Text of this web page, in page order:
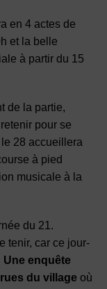
en 4 actes de
et la belle
à partir du 15
de la partie,
pour se
28 accueillera
à pied
musicale à la
du 21.
tenir, car ce jour-
Une enquête
du village où